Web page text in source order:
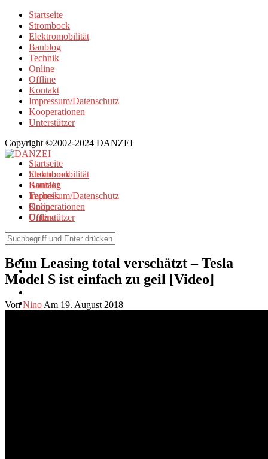
Startseite
Strombock
Elektromobilität
Baublog
Technik
Online
Offline
Kontakt
Impressum/Datenschutz
Kooperationen
Unterstützer
Copyright ©2002-2024 DANZEI
Startseite
Strombock
Kontakt
Impressum/Datenschutz
Kooperationen
Unterstützer
Elektromobilität
Baublog
Technik
Online
Offline
Elektromobilität
Beim Leasing total verschätzt – Tesla
Model S ist einfach zu geil [Video]
VonNino Am 19. August 2018